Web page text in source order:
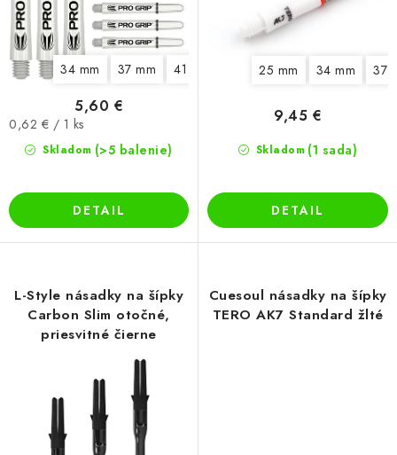
34 mm 37 mm 41 mm 44 mm 48 mm
Skladom (>5 balenie)
5,60 €
Jednotková
cena:
0,62 € / 1 ks
DETAIL
25 mm 34 mm 37
Skladom (1 sada)
9,45 €
DETAIL
L-Style násadky na šípky
Carbon Slim otočné,
priesvitné čierne
Cuesoul násadky na šípky
TERO AK7 Standard žlté